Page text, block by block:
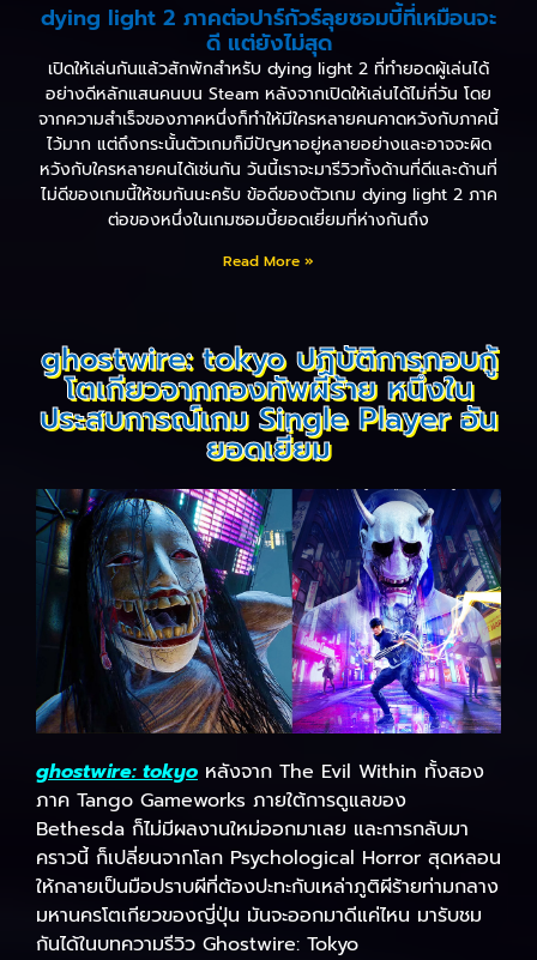
dying light 2 ภาคต่อปาร์กัวร์ลุยซอมบี้ที่เหมือนจะ
ดี แต่ยังไม่สุด
เปิดให้เล่นกันแล้วสักพักสำหรับ dying light 2 ที่ทำยอดผู้เล่นได้
อย่างดีหลักแสนคนบน Steam หลังจากเปิดให้เล่นได้ไม่กี่วัน โดย
จากความสำเร็จของภาคหนึ่งก็ทำให้มีใครหลายคนคาดหวังกับภาคนี้
ไว้มาก แต่ถึงกระนั้นตัวเกมก็มีปัญหาอยู่หลายอย่างและอาจจะผิด
หวังกับใครหลายคนได้เช่นกัน วันนี้เราจะมารีวิวทั้งด้านที่ดีและด้านที่
ไม่ดีของเกมนี้ให้ชมกันนะครับ ข้อดีของตัวเกม dying light 2 ภาค
ต่อของหนึ่งในเกมซอมบี้ยอดเยี่ยมที่ห่างกันถึง
Read More »
ghostwire: tokyo ปฏิบัติการกอบกู้
โตเกียวจากกองทัพผีร้าย หนึ่งใน
ประสบการณ์เกม Single Player อัน
ยอดเยี่ยม
ghostwire: tokyo หลังจาก The Evil Within ทั้งสอง
ภาค Tango Gameworks ภายใต้การดูแลของ
Bethesda ก็ไม่มีผลงานใหม่ออกมาเลย และการกลับมา
คราวนี้ ก็เปลี่ยนจากโลก Psychological Horror สุดหลอน
ให้กลายเป็นมือปราบผีที่ต้องปะทะกับเหล่าภูติผีร้ายท่ามกลาง
มหานครโตเกียวของญี่ปุ่น มันจะออกมาดีแค่ไหน มารับชม
กันได้ในบทความรีวิว Ghostwire: Tokyo